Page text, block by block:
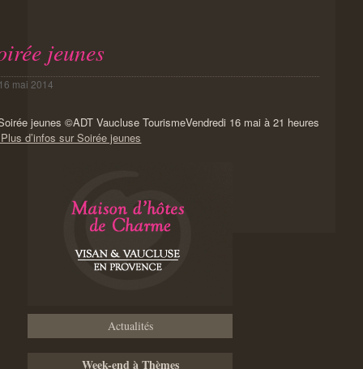
jeunes
mai 2014
Vendredi 16 mai à 21 heures
d’infos sur Soirée jeunes
Actualités
Week-end à Thèmes